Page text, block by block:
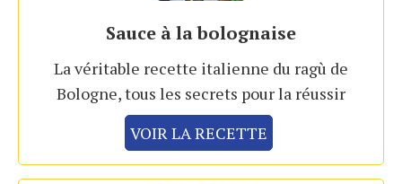
Sauce à la bolognaise
La véritable recette italienne du ragù de
Bologne, tous les secrets pour la réussir
VOIR LA RECETTE